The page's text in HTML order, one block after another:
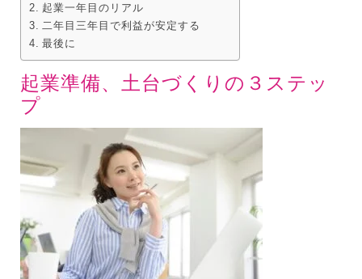
起業一年目のリアル
二年目三年目で利益が安定する
最後に
起業準備、土台づくりの３ステッ
プ